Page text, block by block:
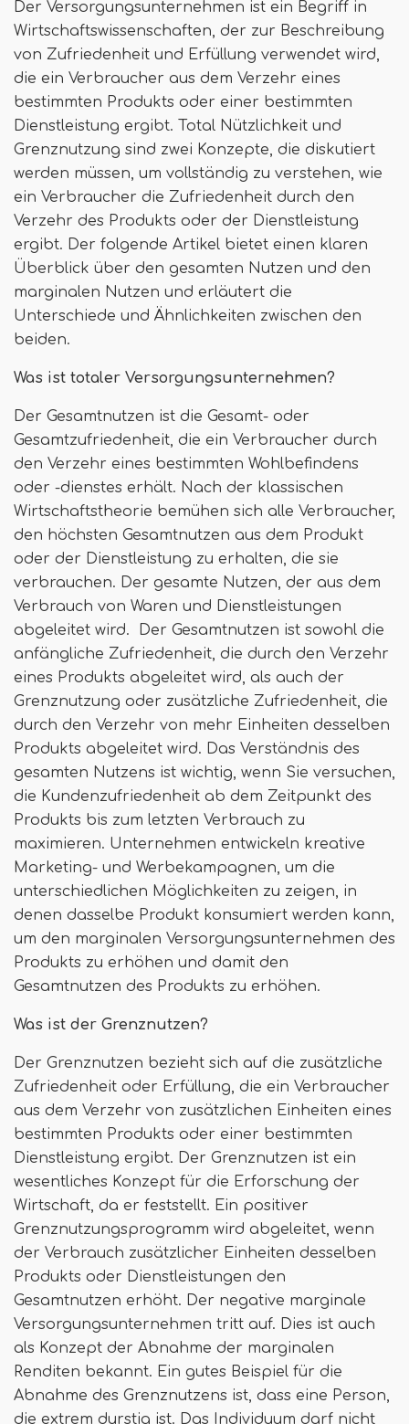
Der Versorgungsunternehmen ist ein Begriff in
Wirtschaftswissenschaften, der zur Beschreibung
von Zufriedenheit und Erfüllung verwendet wird,
die ein Verbraucher aus dem Verzehr eines
bestimmten Produkts oder einer bestimmten
Dienstleistung ergibt. Total Nützlichkeit und
Grenznutzung sind zwei Konzepte, die diskutiert
werden müssen, um vollständig zu verstehen, wie
ein Verbraucher die Zufriedenheit durch den
Verzehr des Produkts oder der Dienstleistung
ergibt. Der folgende Artikel bietet einen klaren
Überblick über den gesamten Nutzen und den
marginalen Nutzen und erläutert die
Unterschiede und Ähnlichkeiten zwischen den
beiden.
Was ist totaler Versorgungsunternehmen?
Der Gesamtnutzen ist die Gesamt- oder
Gesamtzufriedenheit, die ein Verbraucher durch
den Verzehr eines bestimmten Wohlbefindens
oder -dienstes erhält. Nach der klassischen
Wirtschaftstheorie bemühen sich alle Verbraucher,
den höchsten Gesamtnutzen aus dem Produkt
oder der Dienstleistung zu erhalten, die sie
verbrauchen. Der gesamte Nutzen, der aus dem
Verbrauch von Waren und Dienstleistungen
abgeleitet wird. Der Gesamtnutzen ist sowohl die
anfängliche Zufriedenheit, die durch den Verzehr
eines Produkts abgeleitet wird, als auch der
Grenznutzung oder zusätzliche Zufriedenheit, die
durch den Verzehr von mehr Einheiten desselben
Produkts abgeleitet wird. Das Verständnis des
gesamten Nutzens ist wichtig, wenn Sie versuchen,
die Kundenzufriedenheit ab dem Zeitpunkt des
Produkts bis zum letzten Verbrauch zu
maximieren. Unternehmen entwickeln kreative
Marketing- und Werbekampagnen, um die
unterschiedlichen Möglichkeiten zu zeigen, in
denen dasselbe Produkt konsumiert werden kann,
um den marginalen Versorgungsunternehmen des
Produkts zu erhöhen und damit den
Gesamtnutzen des Produkts zu erhöhen.
Was ist der Grenznutzen?
Der Grenznutzen bezieht sich auf die zusätzliche
Zufriedenheit oder Erfüllung, die ein Verbraucher
aus dem Verzehr von zusätzlichen Einheiten eines
bestimmten Produkts oder einer bestimmten
Dienstleistung ergibt. Der Grenznutzen ist ein
wesentliches Konzept für die Erforschung der
Wirtschaft, da er feststellt. Ein positiver
Grenznutzungsprogramm wird abgeleitet, wenn
der Verbrauch zusätzlicher Einheiten desselben
Produkts oder Dienstleistungen den
Gesamtnutzen erhöht. Der negative marginale
Versorgungsunternehmen tritt auf. Dies ist auch
als Konzept der Abnahme der marginalen
Renditen bekannt. Ein gutes Beispiel für die
Abnahme des Grenznutzens ist, dass eine Person,
die extrem durstig ist. Das Individuum darf nicht